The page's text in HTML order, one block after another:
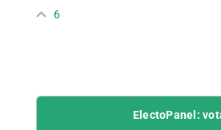
6
ElectoPanel: